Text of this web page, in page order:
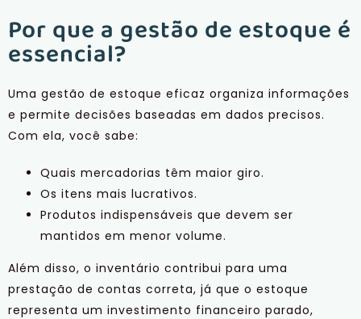
Por que a gestão de estoque é
essencial?
Uma gestão de estoque eficaz organiza informações
e permite decisões baseadas em dados precisos.
Com ela, você sabe:
Quais mercadorias têm maior giro.
Os itens mais lucrativos.
Produtos indispensáveis que devem ser
mantidos em menor volume.
Além disso, o inventário contribui para uma
prestação de contas correta, já que o estoque
representa um investimento financeiro parado,